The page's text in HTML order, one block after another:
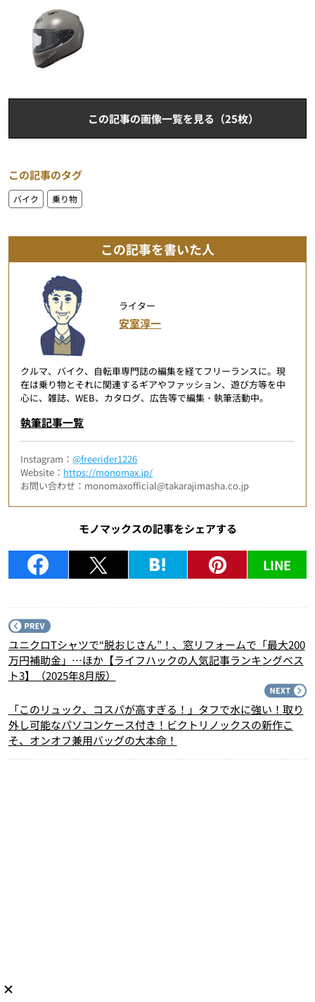
この記事の画像一覧を見る（25枚）
この記事のタグ
バイク 乗り物
この記事を書いた人
ライター
安室淳一
クルマ、バイク、自転車専門誌の編集を経てフリーランスに。現
在は乗り物とそれに関連するギアやファッション、遊び方等を中
心に、雑誌、WEB、カタログ、広告等で編集・執筆活動中。
執筆記事一覧
Instagram：@freerider1226
Website： https://monomax.jp/
お問い合わせ：monomaxofficial@takarajimasha.co.jp
モノマックスの記事をシェアする
LINE
ユニクロTシャツで“脱おじさん”！、窓リフォームで「最大200
万円補助金」…ほか【ライフハックの人気記事ランキングベス
ト3】（2025年8月版）
「このリュック、コスパが高すぎる！」タフで水に強い！取り
外し可能なパソコンケース付き！ビクトリノックスの新作こ
そ、オンオフ兼用バッグの大本命！